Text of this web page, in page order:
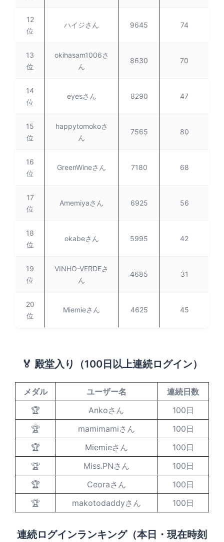
12
位
ハイジさん 9645 74
13
位
okihasam1006さ
ん
8630 70
14
位
eyesさん 8290 47
15
位
happytomokoさ
ん
7565 80
16
位
GreenWineさん 7180 68
17
位
Amemiyaさん 6925 56
18
位
okabeさん 5995 42
19
位
VINHO-VERDEさ
ん
4685 31
20
位
Miemieさん 4625 45
🏅 殿堂入り（100日以上連続ログイン）
メダル ユーザー名
連続日数
🏆
Ankoさん
100日
🏆
mamimamiさん
100日
🏆
Miemieさん
100日
🏆
Miss.PNさん
100日
🏆
Ceoraさん
100日
🏆
makotodaddyさん 100日
連続ログインランキング（本日・現在時刻